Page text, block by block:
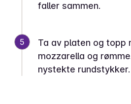
faller sammen.
5
Ta av platen og topp
mozzarella og
nystekte rundstykker.